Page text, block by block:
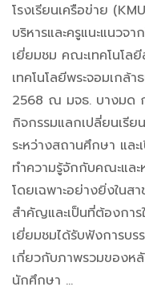
โรงเรียนเครือข่าย
บริหารและครูแนะแนวจา
เยี่ยมชม คณะเทคโนโล
เทคโนโลยีพระจอมเกล้
2568 ณ มจธ. บางมด
กิจกรรมแลกเปลี่ยนเรีย
ระหว่างสถานศึกษา และ
ทำความรู้จักกับคณะแล
โดยเฉพาะอย่างยิ่งในส
สำคัญและเป็นที่ต้อ
เยี่ยมชมได้รับฟังการบร
เกี่ยวกับภาพรวมของห
นักศึกษา …